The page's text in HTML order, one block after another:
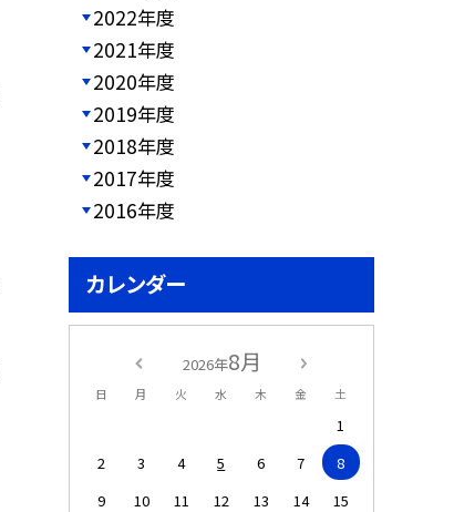
2022年度
2021年度
2020年度
2019年度
2018年度
2017年度
2016年度
カレンダー
2026年8月
日 月 火 水 木 金 土
1
2
3 4 5 6 7
8
9
10 11 12 13 14
15